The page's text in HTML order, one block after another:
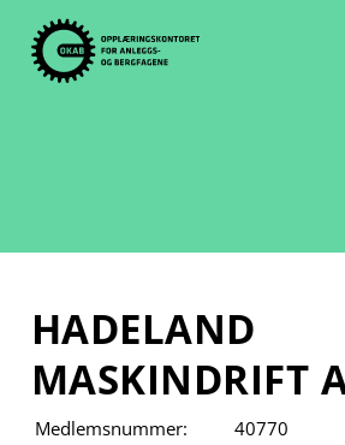
content
HADELAND
MASKINDRIFT
Medlemsnummer:
40770